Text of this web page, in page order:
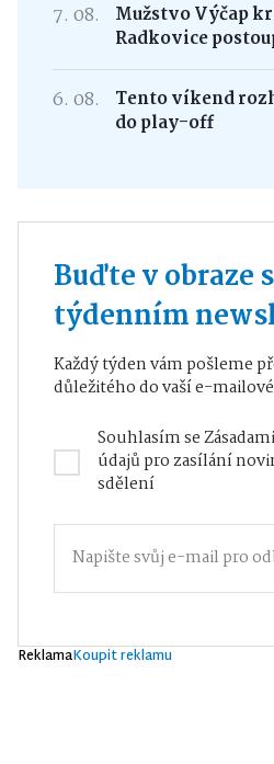
7. 08.
Mužstvo Výčap
Radkovice
6. 08.
Tento víkend
do play-off
Buďte v obraze
týdenním
Každý týden vám pošleme
důležitého do vaší e-
Souhlasím se
údajůpro zasílání
sdělení
ReklamaKoupit reklamu